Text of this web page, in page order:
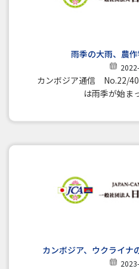
雨季の大雨、農
カンボジア通信 No.22/
は雨季が始ま
カンボジア、ウクライナ